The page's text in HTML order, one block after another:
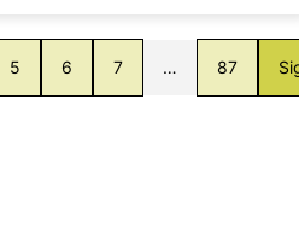
5 6 7 … 87